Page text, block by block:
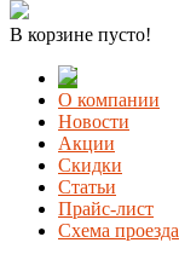
В корзине пусто!
О компании
Новости
Акции
Скидки
Статьи
Прайс-лист
Схема проезда